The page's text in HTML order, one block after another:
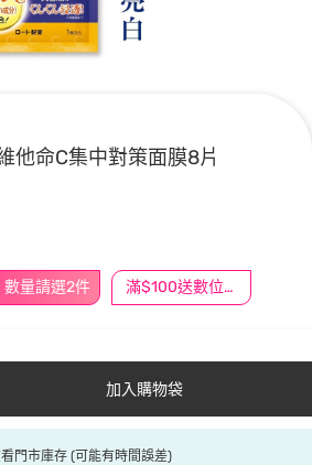
他命C集中對策面膜8片
量請選2件 滿$100送數位印花
加入購物袋
門市庫存 (可能有時間誤差)